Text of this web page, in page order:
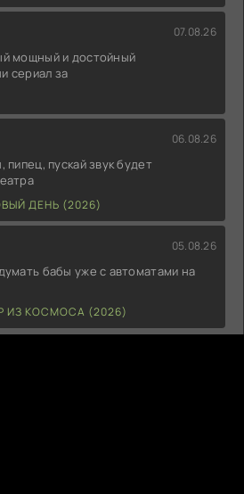
07.08.26
мощный и достойный
сериал за
06.08.26
пускай звук будет
ДЕНЬ (2026)
05.08.26
бабы уже с автоматами на
ИЗ КОСМОСА (2026)